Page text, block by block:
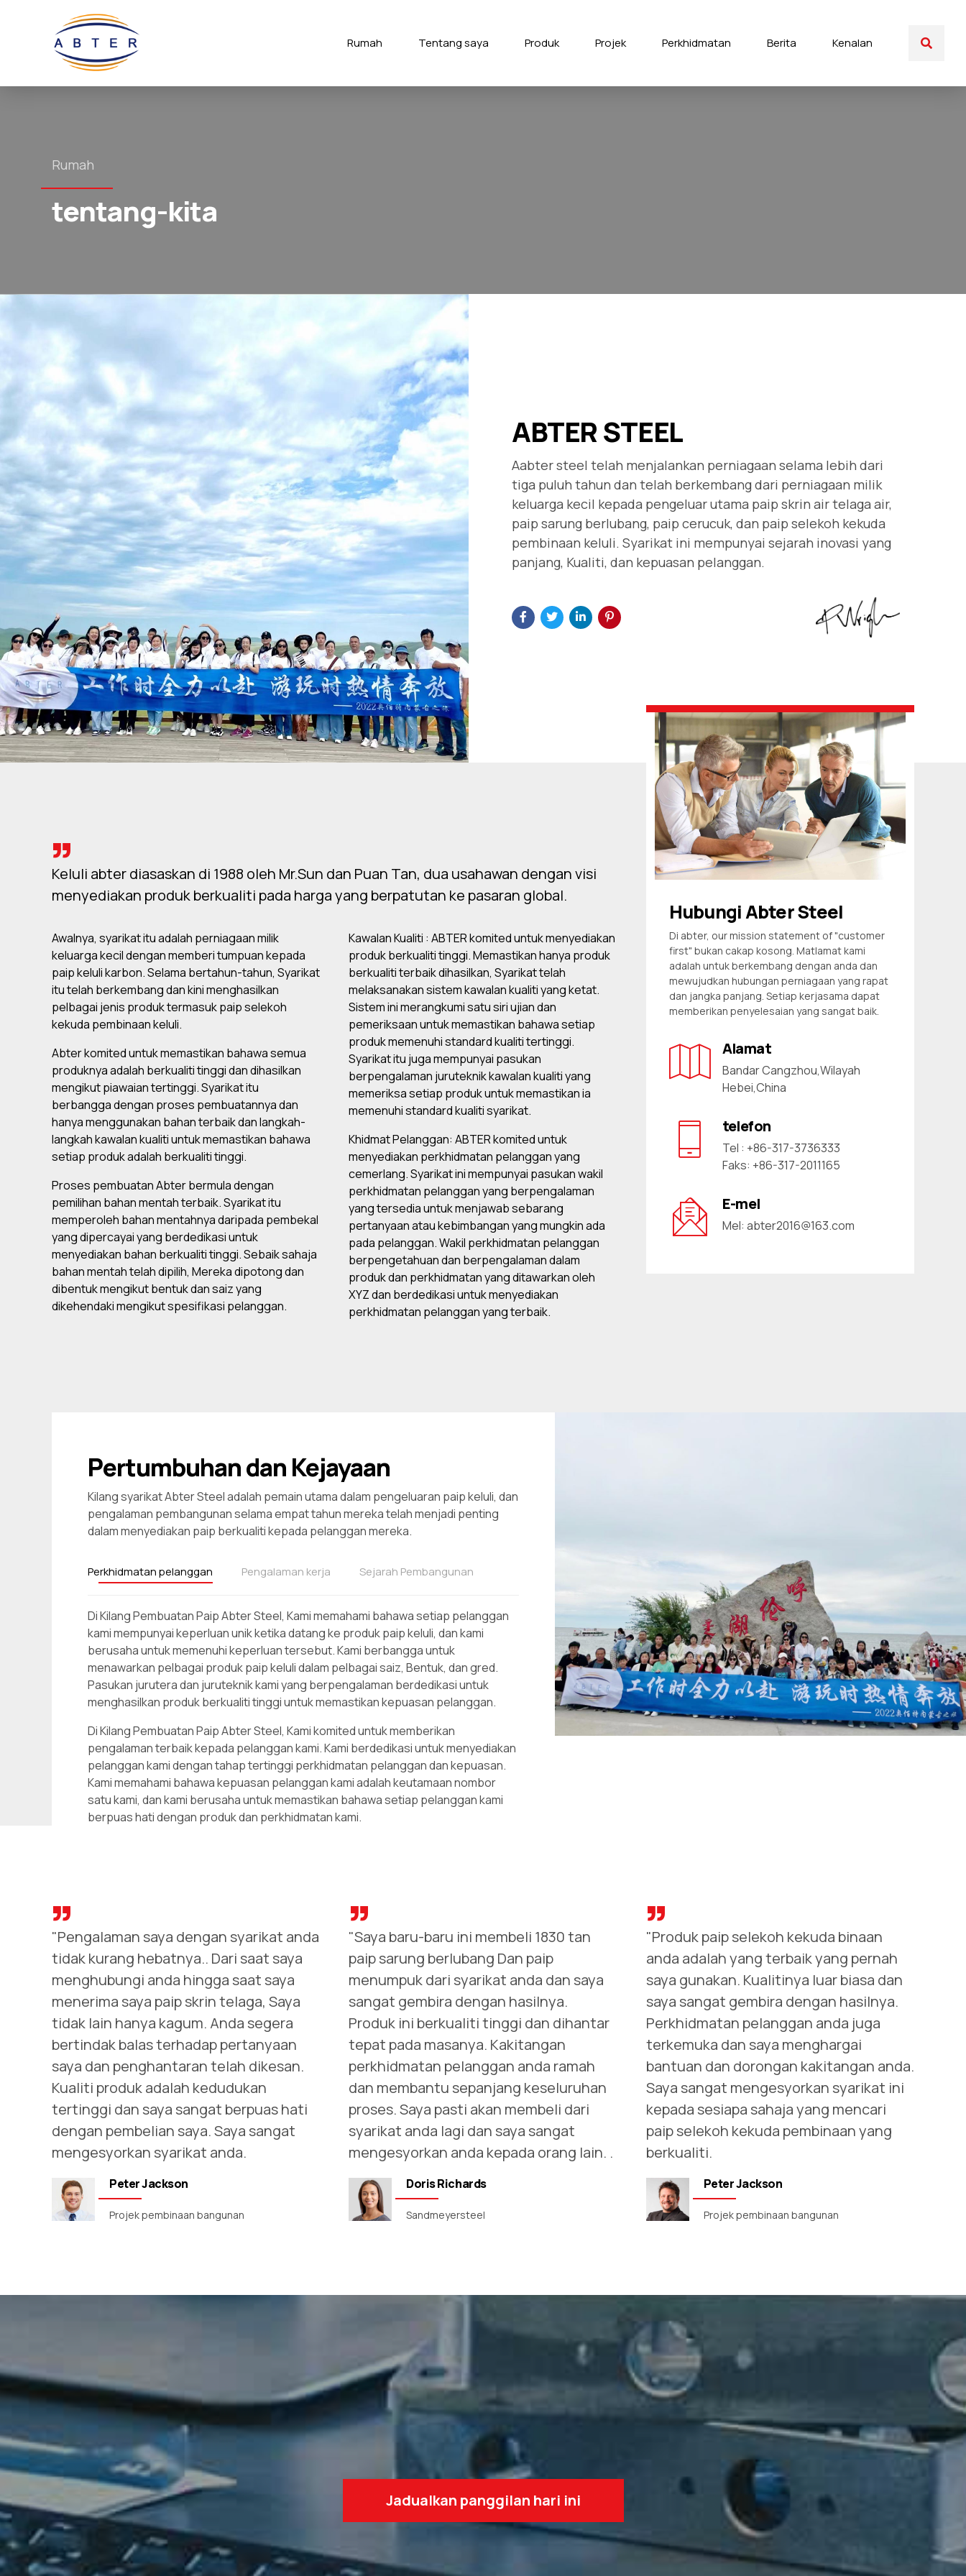
Rumah Tentang saya Produk Projek Perkhidmatan Berita Kenalan
Rumah
tentang-kita
ABTER STEEL
Aabter steel telah menjalankan perniagaan selama lebih dari
tiga puluh tahun dan telah berkembang dari perniagaan milik
keluarga kecil kepada pengeluar utama paip skrin air telaga air,
paip sarung berlubang, paip cerucuk, dan paip selekoh kekuda
pembinaan keluli. Syarikat ini mempunyai sejarah inovasi yang
panjang, Kualiti, dan kepuasan pelanggan.
Keluli abter diasaskan di 1988 oleh Mr.Sun dan Puan Tan, dua usahawan dengan visi
menyediakan produk berkualiti pada harga yang berpatutan ke pasaran global.
Awalnya, syarikat itu adalah perniagaan milik
keluarga kecil dengan memberi tumpuan kepada
paip keluli karbon. Selama bertahun-tahun, Syarikat
itu telah berkembang dan kini menghasilkan
pelbagai jenis produk termasuk paip selekoh
kekuda pembinaan keluli.
Abter komited untuk memastikan bahawa semua
produknya adalah berkualiti tinggi dan dihasilkan
mengikut piawaian tertinggi. Syarikat itu
berbangga dengan proses pembuatannya dan
hanya menggunakan bahan terbaik dan langkah-
langkah kawalan kualiti untuk memastikan bahawa
setiap produk adalah berkualiti tinggi.
Proses pembuatan Abter bermula dengan
pemilihan bahan mentah terbaik. Syarikat itu
memperoleh bahan mentahnya daripada pembekal
yang dipercayai yang berdedikasi untuk
menyediakan bahan berkualiti tinggi. Sebaik sahaja
bahan mentah telah dipilih, Mereka dipotong dan
dibentuk mengikut bentuk dan saiz yang
dikehendaki mengikut spesifikasi pelanggan.
Kawalan Kualiti : ABTER komited untuk menyediakan
produk berkualiti tinggi. Memastikan hanya produk
berkualiti terbaik dihasilkan, Syarikat telah
melaksanakan sistem kawalan kualiti yang ketat.
Sistem ini merangkumi satu siri ujian dan
pemeriksaan untuk memastikan bahawa setiap
produk memenuhi standard kualiti tertinggi.
Syarikat itu juga mempunyai pasukan
berpengalaman juruteknik kawalan kualiti yang
memeriksa setiap produk untuk memastikan ia
memenuhi standard kualiti syarikat.
Khidmat Pelanggan: ABTER komited untuk
menyediakan perkhidmatan pelanggan yang
cemerlang. Syarikat ini mempunyai pasukan wakil
perkhidmatan pelanggan yang berpengalaman
yang tersedia untuk menjawab sebarang
pertanyaan atau kebimbangan yang mungkin ada
pada pelanggan. Wakil perkhidmatan pelanggan
berpengetahuan dan berpengalaman dalam
produk dan perkhidmatan yang ditawarkan oleh
XYZ dan berdedikasi untuk menyediakan
perkhidmatan pelanggan yang terbaik.
Hubungi Abter Steel
Di abter, our mission statement of "customer
first" bukan cakap kosong. Matlamat kami
adalah untuk berkembang dengan anda dan
mewujudkan hubungan perniagaan yang rapat
dan jangka panjang. Setiap kerjasama dapat
memberikan penyelesaian yang sangat baik.
Alamat
Bandar Cangzhou,Wilayah
Hebei,China
telefon
Tel : +86-317-3736333
Faks: +86-317-2011165
E-mel
Mel: abter2016@163.com
Pertumbuhan dan Kejayaan
Kilang syarikat Abter Steel adalah pemain utama dalam pengeluaran paip keluli, dan
pengalaman pembangunan selama empat tahun mereka telah menjadi penting
dalam menyediakan paip berkualiti kepada pelanggan mereka.
Perkhidmatan pelanggan Pengalaman kerja Sejarah Pembangunan
Di Kilang Pembuatan Paip Abter Steel, Kami memahami bahawa setiap pelanggan
kami mempunyai keperluan unik ketika datang ke produk paip keluli, dan kami
berusaha untuk memenuhi keperluan tersebut. Kami berbangga untuk
menawarkan pelbagai produk paip keluli dalam pelbagai saiz, Bentuk, dan gred.
Pasukan jurutera dan juruteknik kami yang berpengalaman berdedikasi untuk
menghasilkan produk berkualiti tinggi untuk memastikan kepuasan pelanggan.
Di Kilang Pembuatan Paip Abter Steel, Kami komited untuk memberikan
pengalaman terbaik kepada pelanggan kami. Kami berdedikasi untuk menyediakan
pelanggan kami dengan tahap tertinggi perkhidmatan pelanggan dan kepuasan.
Kami memahami bahawa kepuasan pelanggan kami adalah keutamaan nombor
satu kami, dan kami berusaha untuk memastikan bahawa setiap pelanggan kami
berpuas hati dengan produk dan perkhidmatan kami.
"Pengalaman saya dengan syarikat anda
tidak kurang hebatnya.. Dari saat saya
menghubungi anda hingga saat saya
menerima saya paip skrin telaga, Saya
tidak lain hanya kagum. Anda segera
bertindak balas terhadap pertanyaan
saya dan penghantaran telah dikesan.
Kualiti produk adalah kedudukan
tertinggi dan saya sangat berpuas hati
dengan pembelian saya. Saya sangat
mengesyorkan syarikat anda.
Peter Jackson
Projek pembinaan bangunan
"Saya baru-baru ini membeli 1830 tan
paip sarung berlubang Dan paip
menumpuk dari syarikat anda dan saya
sangat gembira dengan hasilnya.
Produk ini berkualiti tinggi dan dihantar
tepat pada masanya. Kakitangan
perkhidmatan pelanggan anda ramah
dan membantu sepanjang keseluruhan
proses. Saya pasti akan membeli dari
syarikat anda lagi dan saya sangat
mengesyorkan anda kepada orang lain. .
Doris Richards
Sandmeyersteel
"Produk paip selekoh kekuda binaan
anda adalah yang terbaik yang pernah
saya gunakan. Kualitinya luar biasa dan
saya sangat gembira dengan hasilnya.
Perkhidmatan pelanggan anda juga
terkemuka dan saya menghargai
bantuan dan dorongan kakitangan anda.
Saya sangat mengesyorkan syarikat ini
kepada sesiapa sahaja yang mencari
paip selekoh kekuda pembinaan yang
berkualiti.
Peter Jackson
Projek pembinaan bangunan
Jadualkan panggilan hari ini